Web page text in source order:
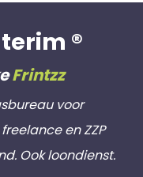
®
Frintzz
voor
en ZZP
Ook loondienst.